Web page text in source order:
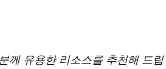
께 유용한 리소스를 추천해 드립